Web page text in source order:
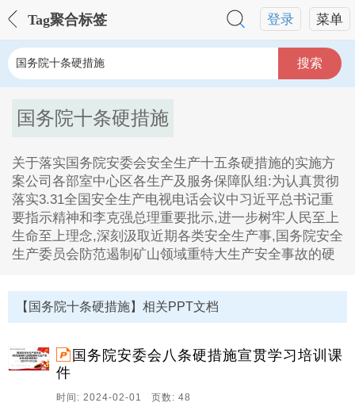
菜单
登录
Tag聚合标签
搜索
国务院十条硬措施
关于落实国务院安委会安全生产十五条硬措施的实施方
案公司各部室中心区各生产及服务保障队组:为认真贯彻
落实3.31全国安全生产电视电话会议中习近平总书记重
要指示精神和李克强总理重要批示,进一步树牢人民至上
生命至上理念,深刻汲取近期各类安全生产事,国务院安全
生产委员会防范遏制矿山领域重特大生产安全事故的硬
1、关于落实国务院安委会安全生产十五条硬措施的实施
方案公司各部室中心区各生产及服务保障队组,为认真贯
彻落实3,31全国安全生产电视电话会议中习近平总书记
重要指示精神和李克强总理重要批示,进一步树牢人民至
上生命至上理念,深刻汲取近期各类安全生产事。
2、国务院安全生产委员会防范遏制矿山领域重特大生产
【国务院十条硬措施】相关PPT文档
国务院安委会八条硬措施宣贯学习培训课
件
时间: 2024-02-01 页数: 48